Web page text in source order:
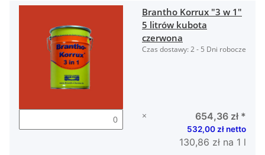
Brantho Korrux "3 w 1"
5 litrów kubota
czerwona
Czas dostawy:2 - 5 Dni robocze
× 654,36 zł *
532,00 zł netto
130,86 zł na 1 l